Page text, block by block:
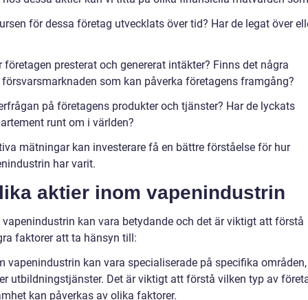
för dessa företag utvecklats över tid? Har de legat över
presterat och genererat intäkter? Finns det några
som kan påverka företagens framgång?
på företagens produkter och tjänster? Har de lyckats
runt om i världen?
mätningar kan investerare få en bättre förståelse för hur
har varit.
aktier inom vapenindustrin
kan vara betydande och det är viktigt att förstå
faktorer att ta hänsyn till:
kan vara specialiserade på specifika områden,
utbildningstjänster. Det är viktigt att förstå vilken typ av
kan påverkas av olika faktorer.